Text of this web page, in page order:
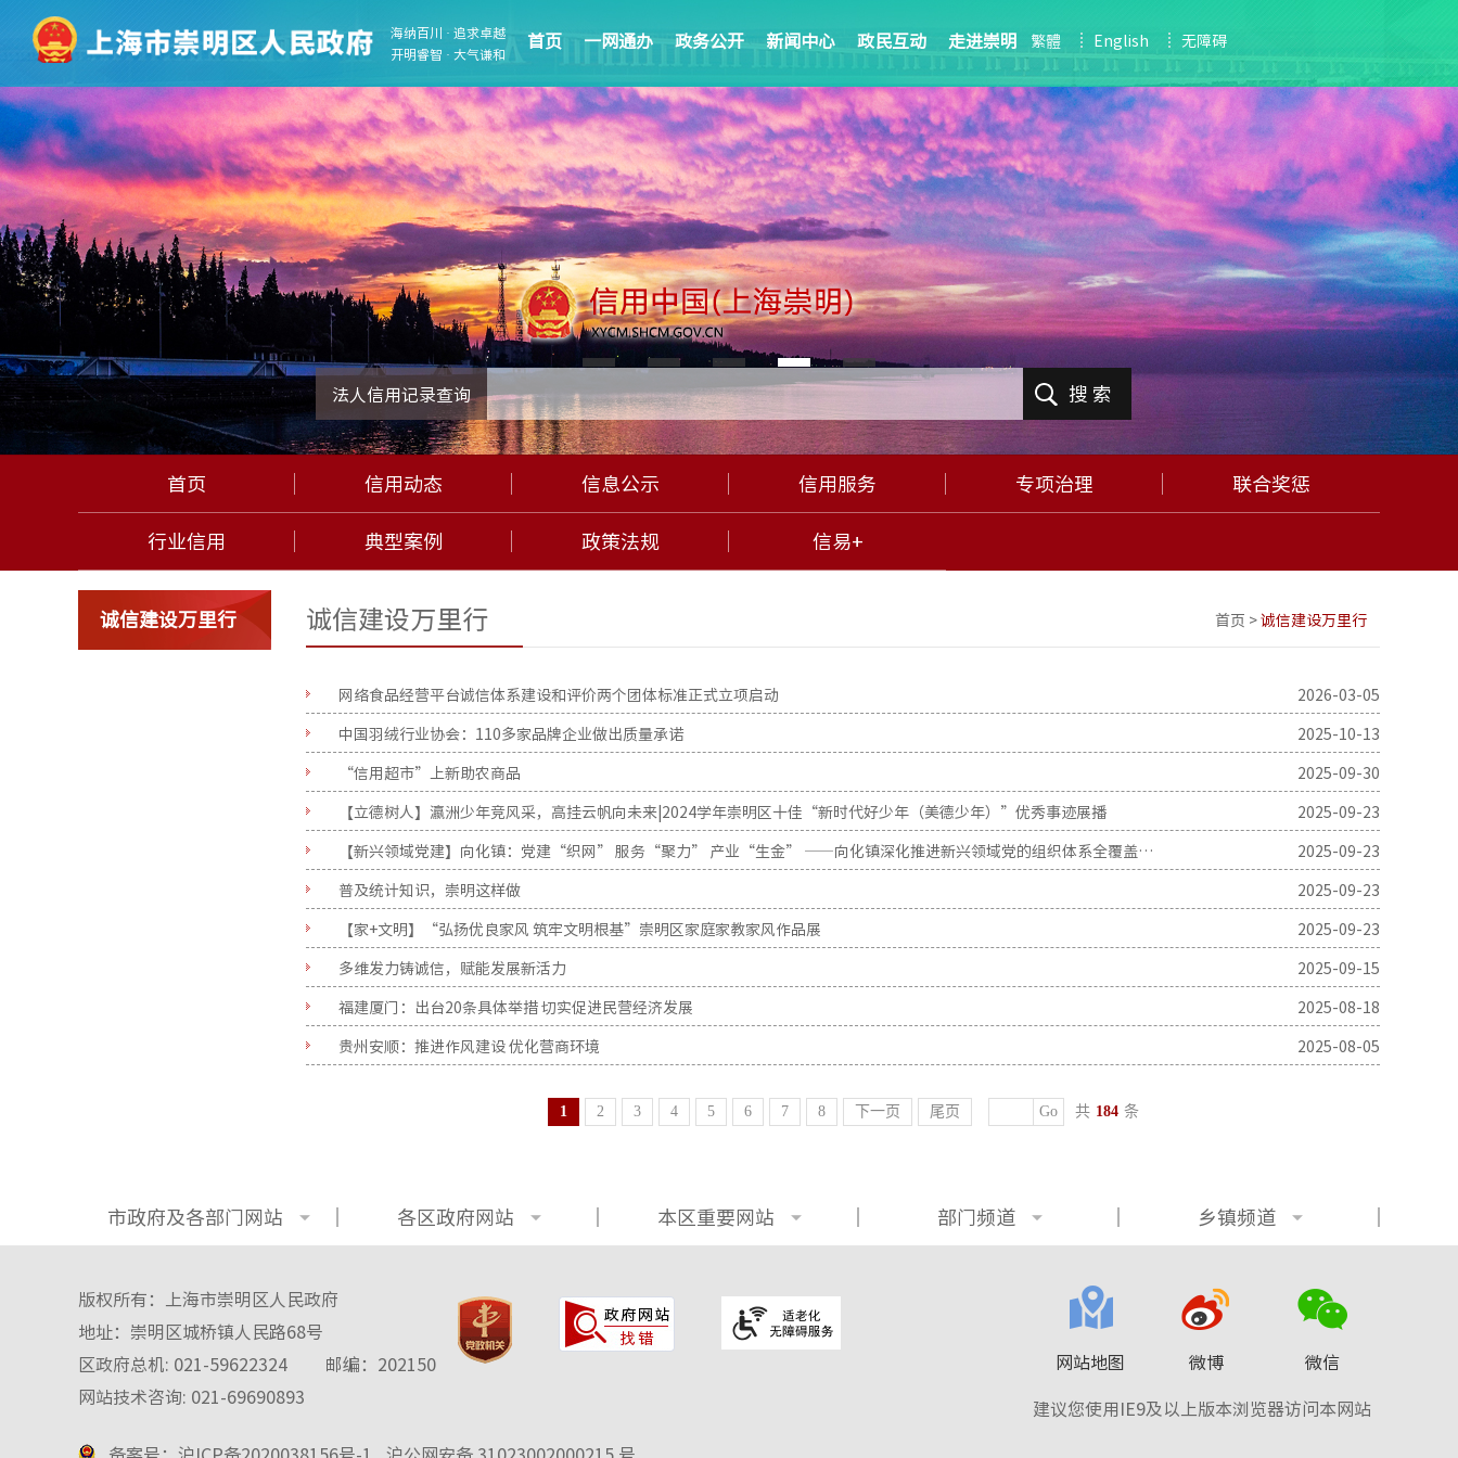
法人信用记录查询 搜 索
首页 信用动态 信息公示 信用服务 专项治理
联合奖惩
行业信用
典型案例 政策法规 信易+
海纳百川 · 追求卓越
开明睿智 · 大气谦和
首页 一网通办 政务公开 新闻中心 政民互动 走进崇明 繁體 English 无障碍
诚信建设万里行 诚信建设万里行 首页 >诚信建设万里行
网络食品经营平台诚信体系建设和评价两个团体标准正式立项启动
2026-03-05
中国羽绒行业协会：110多家品牌企业做出质量承诺
2025-10-13
“信用超市”上新助农商品
2025-09-30
【立德树人】瀛洲少年竞风采，高挂云帆向未来|2024学年崇明区十佳“新时代好少年（美德少年）”优秀事迹展播
2025-09-23
【新兴领域党建】向化镇：党建“织网” 服务“聚力” 产业“生金” ——向化镇深化推进新兴领域党的组织体系全覆盖工作
2025-09-23
普及统计知识​，崇明这样做
2025-09-23
【家+文明】“弘扬优良家风 筑牢文明根基”崇明区家庭家教家风作品展
2025-09-23
多维发力铸诚信，赋能发展新活力
2025-09-15
福建厦门：出台20条具体举措 切实促进民营经济发展
2025-08-18
贵州安顺：推进作风建设 优化营商环境
2025-08-05
1 2 3 4 5 6 7 8 下一页 尾页 Go 共 184 条
市政府及各部门网站 各区政府网站 本区重要网站 部门频道 乡镇频道
版权所有：上海市崇明区人民政府
地址：崇明区城桥镇人民路68号
区政府总机: 021-59622324
邮编：202150
网站技术咨询: 021-69690893
网站地图 微博
微信
建议您使用IE9及以上版本浏览器访问本网站